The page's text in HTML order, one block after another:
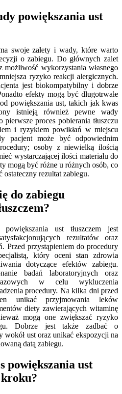
powiększania ust
swoje zalety i wady, które warto
o zabiegu. Do głównych zalet
możliwość wykorzystania własnego
ryzyko reakcji alergicznych.
jest biokompatybilny i dobrze
efekty mogą być długotrwałe
powiększania ust, takich jak kwas
istnieją również pewne wady
proces pobierania tłuszczu
i ryzykiem powikłań w miejscu
pacjent może być odpowiednim
osoby z niewielką ilością
wystarczającej ilości materiału do
mogą być różne u różnych osób, co
rezultat zabiegu.
do zabiegu
ust tłuszczem jest
rezultatów oraz
Przed przystąpieniem do procedury
który oceni stan zdrowia
dotyczące efektów zabiegu.
badań laboratoryjnych oraz
w celu wykluczenia
procedury. Na kilka dni przed
unikać przyjmowania leków
diety zawierających witaminę
mogą one zwiększać ryzyko
Dobrze jest także zadbać o
wokół ust oraz unikać ekspozycji na
datą zabiegu.
powiększania ust
kroku?